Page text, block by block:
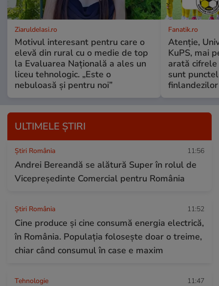
ZiaruldeIasi.ro
Motivul interesant pentru care o
elevă din rural cu o medie de top
la Evaluarea Națională a ales un
liceu tehnologic. „Este o
nebuloasă și pentru noi”
Fanatik.ro
Atenție,
KuPS, mai
arată
sunt
finlandezilor
ULTIMELE ȘTIRI
Știri România 11:56
Andrei Bereandă se alătură Super în rolul de
Vicepreședinte Comercial pentru România
Știri România 11:52
Cine produce și cine consumă energia electrică,
în România. Populația folosește doar o treime,
chiar când consumul în case e maxim
Tehnologie 11:47